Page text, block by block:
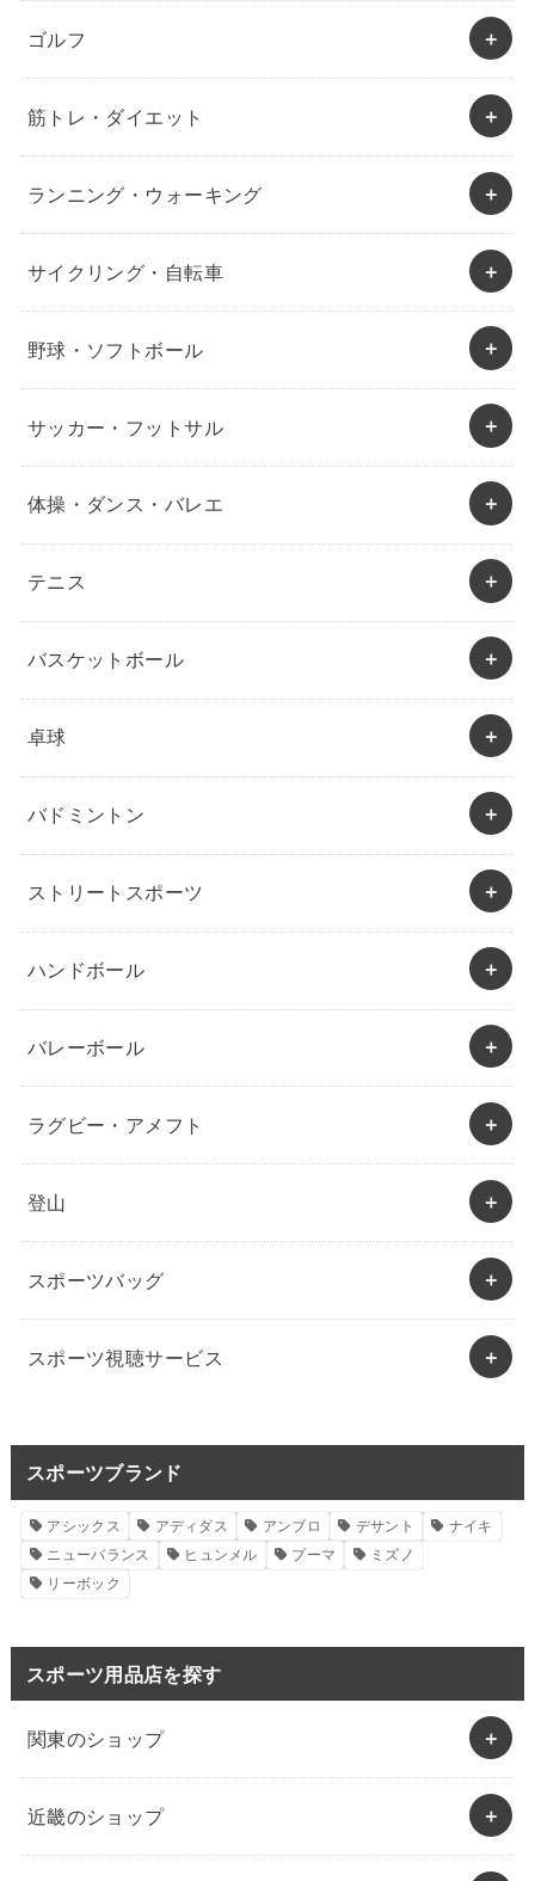
ゴルフ
筋トレ・ダイエット
ランニング・ウォーキング
サイクリング・自転車
野球・ソフトボール
サッカー・フットサル
体操・ダンス・バレエ
テニス
バスケットボール
卓球
バドミントン
ストリートスポーツ
ハンドボール
バレーボール
ラグビー・アメフト
登山
スポーツバッグ
スポーツ視聴サービス
スポーツブランド
アシックス アディダス アンブロ デサント
ナイキ
ニューバランス
ヒュンメル プーマ
ミズノ
リーボック
スポーツ用品店を探す
関東のショップ
近畿のショップ